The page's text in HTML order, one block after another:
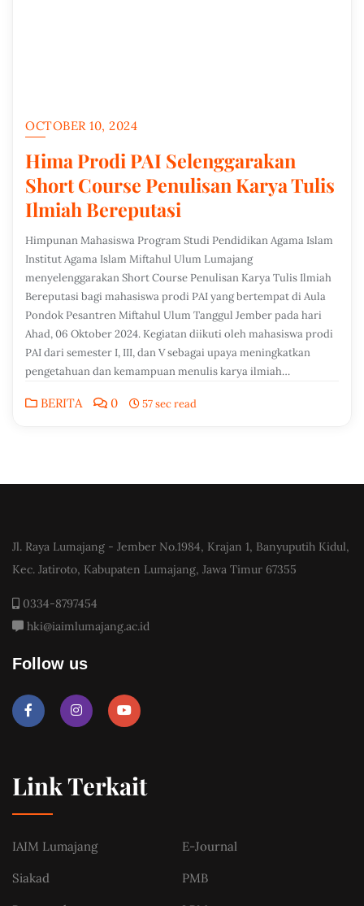
OCTOBER 10, 2024
Hima Prodi PAI Selenggarakan
Short Course Penulisan Karya Tulis
Ilmiah Bereputasi
Himpunan Mahasiswa Program Studi Pendidikan Agama Islam
Institut Agama Islam Miftahul Ulum Lumajang
menyelenggarakan Short Course Penulisan Karya Tulis Ilmiah
Bereputasi bagi mahasiswa prodi PAI yang bertempat di Aula
Pondok Pesantren Miftahul Ulum Tanggul Jember pada hari
Ahad, 06 Oktober 2024. Kegiatan diikuti oleh mahasiswa prodi
PAI dari semester I, III, dan V sebagai upaya meningkatkan
pengetahuan dan kemampuan menulis karya ilmiah…
BERITA 0 57 sec read
Jl. Raya Lumajang - Jember No.1984, Krajan 1, Banyuputih Kidul,
Kec. Jatiroto, Kabupaten Lumajang, Jawa Timur 67355
0334-8797454
hki@iaimlumajang.ac.id
Follow us
Link Terkait
IAIM Lumajang E-Journal
Siakad PMB